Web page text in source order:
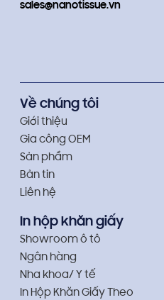
sales@nanotissue.vn
Về chúng tôi
Giới thiệu
Gia công OEM
Sản phẩm
Bản tin
Liên hệ
In hộp khăn giấy
Showroom ô tô
Ngân hàng
Nha khoa/ Y tế
In Hộp Khăn Giấy Theo